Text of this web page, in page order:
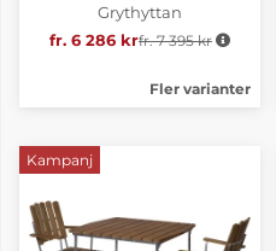
Grythyttan
fr. 6 286 krOrdinarie pris:
fr. 7 395 kr
Fler varianter
Kampanj